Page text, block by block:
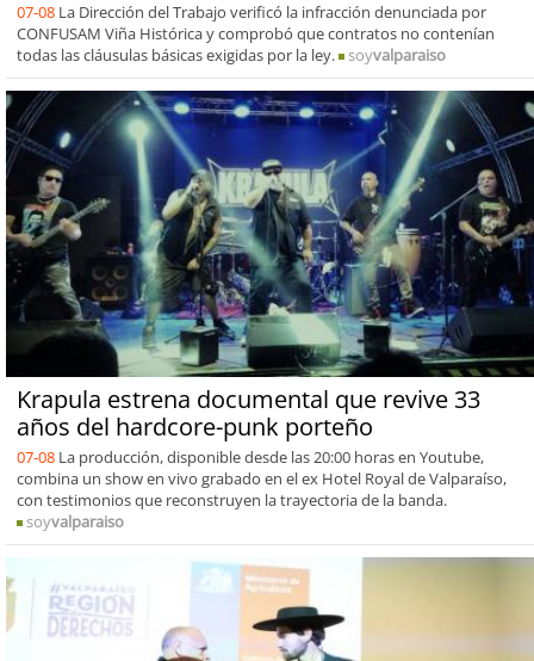
07-08 La Dirección del Trabajo verificó la infracción denunciada por
CONFUSAM Viña Histórica y comprobó que contratos no contenían
todas las cláusulas básicas exigidas por la ley.
soyvalparaiso
Krapula estrena documental que revive 33
años del hardcore-punk porteño
07-08 La producción, disponible desde las 20:00 horas en Youtube,
combina un show en vivo grabado en el ex Hotel Royal de Valparaíso,
con testimonios que reconstruyen la trayectoria de la banda.
soyvalparaiso